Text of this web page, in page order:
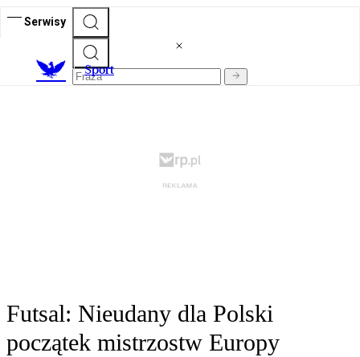
Serwisy
Sport
Futsal: Nieudany dla Polski
początek mistrzostw Europy